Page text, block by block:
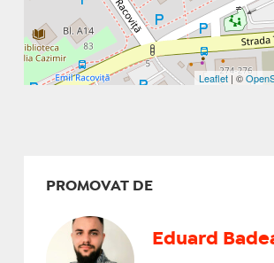
Leaflet | ©
PROMOVAT DE
Eduard